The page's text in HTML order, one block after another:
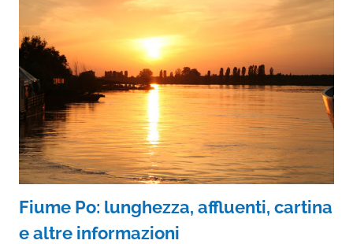
Fiume Po: lunghezza, affluenti, cartina
e altre informazioni